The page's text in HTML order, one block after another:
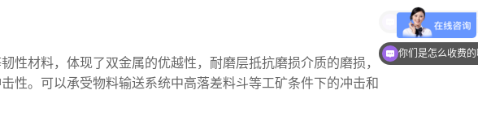
性材料，体现了双金属的优越性，耐磨层抵抗磨损介质的磨损，
性。可以承受物料输送系统中高落差料斗等工矿条件下的冲击和
你们是怎么收费
现在有优惠活动